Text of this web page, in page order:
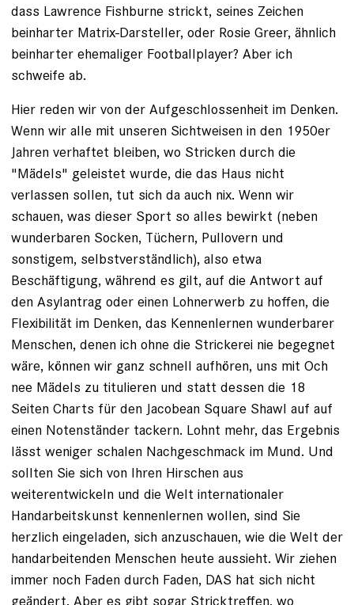
dass Lawrence Fishburne strickt, seines Zeichen
beinharter Matrix-Darsteller, oder Rosie Greer, ähnlich
beinharter ehemaliger Footballplayer? Aber ich
schweife ab.
Hier reden wir von der Aufgeschlossenheit im Denken.
Wenn wir alle mit unseren Sichtweisen in den 1950er
Jahren verhaftet bleiben, wo Stricken durch die
"Mädels" geleistet wurde, die das Haus nicht
verlassen sollen, tut sich da auch nix. Wenn wir
schauen, was dieser Sport so alles bewirkt (neben
wunderbaren Socken, Tüchern, Pullovern und
sonstigem, selbstverständlich), also etwa
Beschäftigung, während es gilt, auf die Antwort auf
den Asylantrag oder einen Lohnerwerb zu hoffen, die
Flexibilität im Denken, das Kennenlernen wunderbarer
Menschen, denen ich ohne die Strickerei nie begegnet
wäre, können wir ganz schnell aufhören, uns mit Och
nee Mädels zu titulieren und statt dessen die 18
Seiten Charts für den Jacobean Square Shawl auf auf
einen Notenständer tackern. Lohnt mehr, das Ergebnis
lässt weniger schalen Nachgeschmack im Mund. Und
sollten Sie sich von Ihren Hirschen aus
weiterentwickeln und die Welt internationaler
Handarbeitskunst kennenlernen wollen, sind Sie
herzlich eingeladen, sich anzuschauen, wie die Welt der
handarbeitenden Menschen heute aussieht. Wir ziehen
immer noch Faden durch Faden, DAS hat sich nicht
geändert. Aber es gibt sogar Stricktreffen, wo